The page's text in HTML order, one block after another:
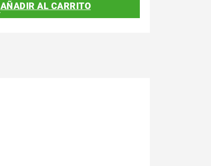
AÑADIR AL CARRITO